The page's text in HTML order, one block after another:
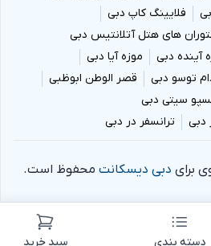
فلایینگ کاپ دبی
های هتل آتلانتیس دبی
آینده دبی
موزه آیا دبی
توسو دبی
قصر الوطن ابوظبی
سیتی دبی
دبی ترانسفر در دبی
برای دبی دیسکانت محفوظ است.
دسته بندی سبد خرید